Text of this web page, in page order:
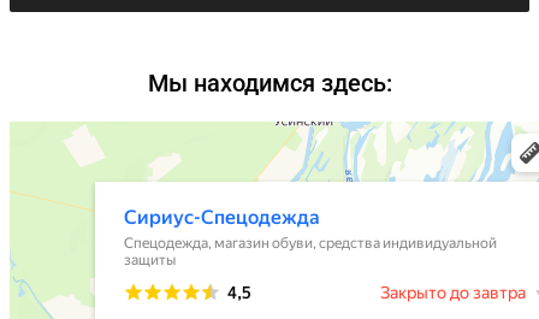
Мы находимся здесь: